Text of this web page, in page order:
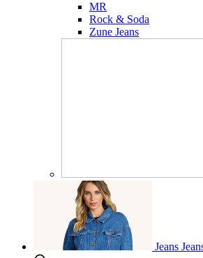
MR
Rock & Soda
Zune Jeans
Jeans